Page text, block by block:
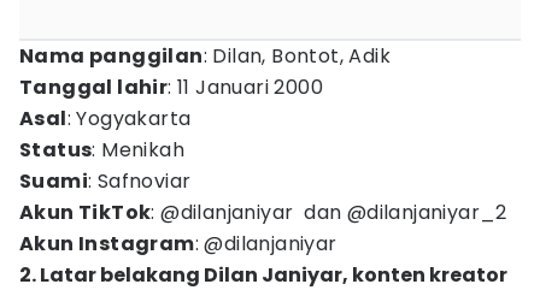
Nama panggilan: Dilan, Bontot, Adik
Tanggal lahir: 11 Januari 2000
Asal: Yogyakarta
Status: Menikah
Suami: Safnoviar
Akun TikTok: @dilanjaniyar dan @dilanjaniyar_2
Akun Instagram: @dilanjaniyar
2. Latar belakang Dilan Janiyar, konten kreator